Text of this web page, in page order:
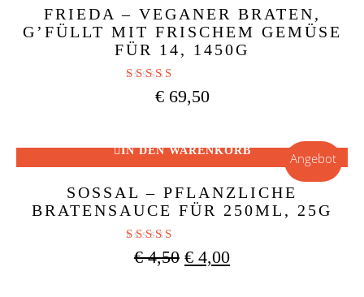
FRIEDA – VEGANER BRATEN,
G’FÜLLT MIT FRISCHEM GEMÜSE
FÜR 14, 1450G
Bewertet mit
4.50
€69,50
Angebot
IN DEN WARENKORB
SOSSAL – PFLANZLICHE
BRATENSAUCE FÜR 250ML, 25G
Bewertet mit
5.00
€4,50 Ursprünglicher
€ 4,00Aktueller